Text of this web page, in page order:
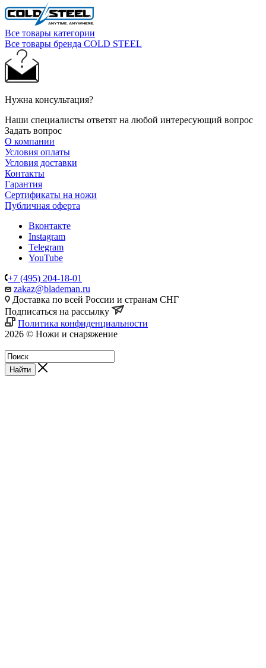
Все товары категории
Все товары бренда COLD STEEL
Нужна консультация?
Наши специалисты ответят на любой интересующий вопрос
Задать вопрос
О компании
Условия оплаты
Условия доставки
Контакты
Гарантия
Сертификаты на ножи
Публичная оферта
Вконтакте
Instagram
Telegram
YouTube
+7 (495) 204-18-01
zakaz@blademan.ru
Доставка по всей России и странам СНГ
Подписаться на рассылку
Политика конфиденциальности
2026 © Ножи и снаряжение
Найти